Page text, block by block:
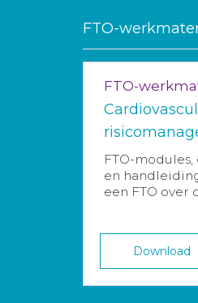
FTO-
FTO-
FTO-
en
een FTO over
Download